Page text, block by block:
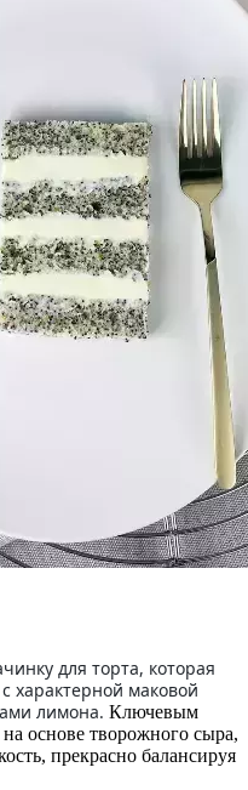
для торта, которая
характерной маковой
лимона. Ключевым
основе творожного сыра,
прекрасно балансируя